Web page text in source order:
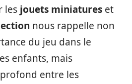
les jouets miniatures et
nous rappelle non
du jeu dans le
enfants, mais
entre les